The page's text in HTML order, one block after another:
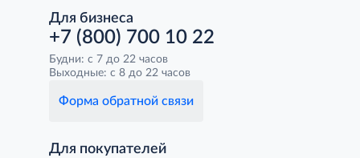
Для бизнеса
+7 (800) 700 10 22
Будни: с 7 до 22 часов
Выходные: с 8 до 22 часов
Форма обратной связи
Для покупателей